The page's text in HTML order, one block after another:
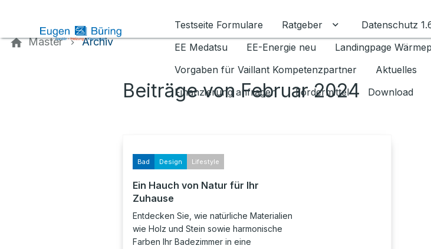
Testseite Formulare
Ratgeber Untermenü für
Datenschutz
EE Medatsu
EE-Energie neu Landingpage
Vorgaben für Vaillant Kompetenzpartner
Aktuelles
Finanzierung anfragen
Fördermittel Download
Master Archiv
Beiträge von Februar 2024
Bad Design Lifestyle
Ein Hauch von Natur für Ihr
Zuhause
Entdecken Sie, wie natürliche Materialien
wie Holz und Stein sowie harmonische
Farben Ihr Badezimmer in eine